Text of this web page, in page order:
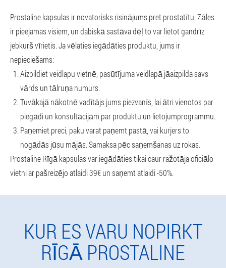
Prostaline kapsulas ir novatorisks risinājums pret prostatītu. Zāles
ir pieejamas visiem, un dabiskā sastāva dēļ to var lietot gandrīz
jebkurš vīrietis. Ja vēlaties iegādāties produktu, jums ir
nepieciešams:
Aizpildiet veidlapu vietnē, pasūtījuma veidlapā jāaizpilda savs
vārds un tālruņa numurs.
Tuvākajā nākotnē vadītājs jums piezvanīs, lai ātri vienotos par
piegādi un konsultācijām par produktu un lietojumprogrammu.
Paņemiet preci, paku varat paņemt pastā, vai kurjers to
nogādās jūsu mājās. Samaksa pēc saņemšanas uz rokas.
Prostaline Rīgā kapsulas var iegādāties tikai caur ražotāja oficiālo
vietni ar pašreizējo atlaidi 39€ un saņemt atlaidi -50%.
KUR ES VARU NOPIRKT
RĪGĀ PROSTALINE